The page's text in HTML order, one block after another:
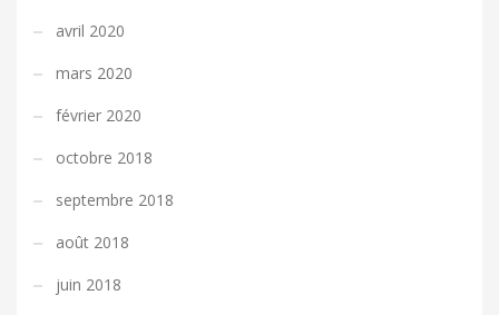
avril 2020
mars 2020
février 2020
octobre 2018
septembre 2018
août 2018
juin 2018